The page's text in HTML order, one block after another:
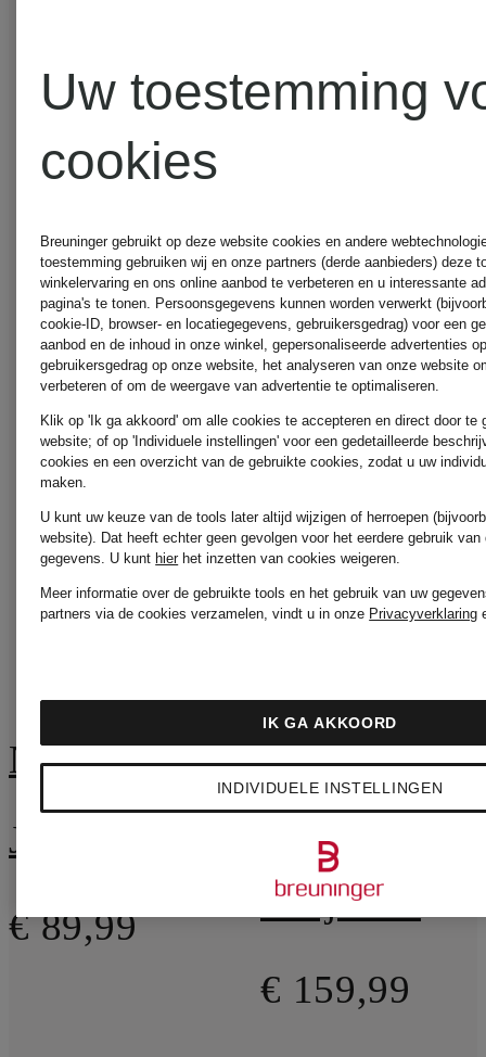
DINNER
NEO NOIR
€ 89,99
ALMADA
LABEL
€ 159,99
Uw toestemming
cookies
Breuninger gebruikt op deze website cookies en andere
toestemming gebruiken wij en onze partners (derde aanbieders) deze
winkelervaring en ons online aanbod te verbeteren en u interessante
pagina's te tonen. Persoonsgegevens kunnen worden verwerkt
cookie-ID, browser- en locatiegegevens, gebruikersgedrag) voor een
aanbod en de inhoud in onze winkel, gepersonaliseerde advertenties
gebruikersgedrag op onze website, het analyseren van onze website
verbeteren of om de weergave van advertentie te optimaliseren.
Klik op 'Ik ga akkoord' om alle cookies te accepteren en direct door te
website; of op 'Individuele instellingen' voor een gedetailleerde
cookies en een overzicht van de gebruikte cookies, zodat u uw
maken.
U kunt uw keuze van de tools later altijd wijzigen of herroepen
website). Dat heeft echter geen gevolgen voor het eerdere gebruik van
gegevens. U kunt hierhet inzetten van cookies weigeren.
Meer informatie over de gebruikte tools en het gebruik van uw
partners via de cookies verzamelen, vindt u in onze Privacyverklaring
INDIVIDUELE INSTELLINGEN
IK GA AKKOORD